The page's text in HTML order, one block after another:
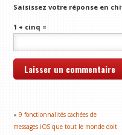
Saisissez votre réponse en
1 + cinq =
«9 fonctionnalités cachées de
messages iOS que tout le monde doit